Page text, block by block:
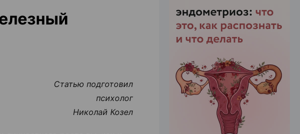
Статью подготовил
психолог
Николай Козел
ЭФФЕКТИВНАЯ РЕКЛАМА НА САЙТЕ